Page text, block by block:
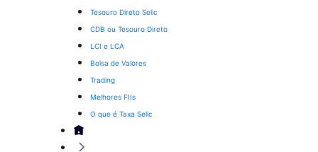
Tesouro Direto Selic
CDB ou Tesouro Direto
LCI e LCA
Bolsa de Valores
Trading
Melhores FIIs
O que é Taxa Selic